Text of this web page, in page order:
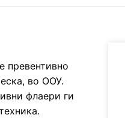
превентивно
во ООУ.
флаери ги